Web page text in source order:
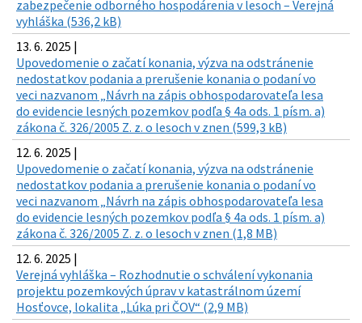
zabezpečenie odborného hospodárenia v lesoch – Verejná
vyhláška (536,2 kB)
13. 6. 2025 |
Upovedomenie o začatí konania, výzva na odstránenie
nedostatkov podania a prerušenie konania o podaní vo
veci nazvanom „Návrh na zápis obhospodarovateľa lesa
do evidencie lesných pozemkov podľa § 4a ods. 1 písm. a)
zákona č. 326/2005 Z. z. o lesoch v znen (599,3 kB)
12. 6. 2025 |
Upovedomenie o začatí konania, výzva na odstránenie
nedostatkov podania a prerušenie konania o podaní vo
veci nazvanom „Návrh na zápis obhospodarovateľa lesa
do evidencie lesných pozemkov podľa § 4a ods. 1 písm. a)
zákona č. 326/2005 Z. z. o lesoch v znen (1,8 MB)
12. 6. 2025 |
Verejná vyhláška – Rozhodnutie o schválení vykonania
projektu pozemkových úprav v katastrálnom území
Hosťovce, lokalita „Lúka pri ČOV“ (2,9 MB)